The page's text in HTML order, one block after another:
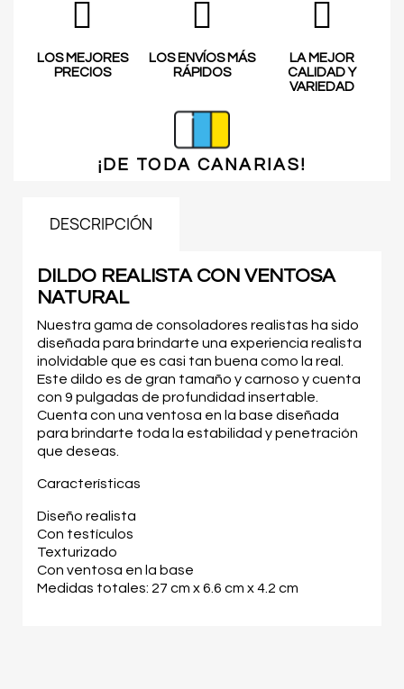
LOS MEJORES
PRECIOS
LOS ENVÍOS MÁS
RÁPIDOS
LA MEJOR
CALIDAD Y
VARIEDAD
¡DE TODA CANARIAS!
DESCRIPCIÓN
DILDO REALISTA CON VENTOSA
NATURAL
Nuestra gama de consoladores realistas ha sido
diseñada para brindarte una experiencia realista
inolvidable que es casi tan buena como la real.
Este dildo es de gran tamaño y carnoso y cuenta
con 9 pulgadas de profundidad insertable.
Cuenta con una ventosa en la base diseñada
para brindarte toda la estabilidad y penetración
que deseas.
Características
Diseño realista
Con testículos
Texturizado
Con ventosa en la base
Medidas totales: 27 cm x 6.6 cm x 4.2 cm